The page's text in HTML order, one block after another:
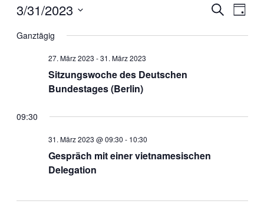
und
Suche
Tag
3/31/2023
wählen.
Ganztägig
27. März 2023 -31. März 2023
Sitzungswoche des Deutschen
Bundestages (Berlin)
09:30
31. März 2023 @ 09:30 - 10:30
Gespräch mit einer vietnamesischen
Delegation